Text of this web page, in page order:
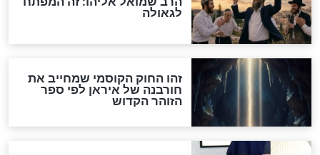
מה יהיה בימות המשיח?
"לפני הגאולה תהיה אפיקורסות
והכחשה גדולה מאוד של
האמונה"